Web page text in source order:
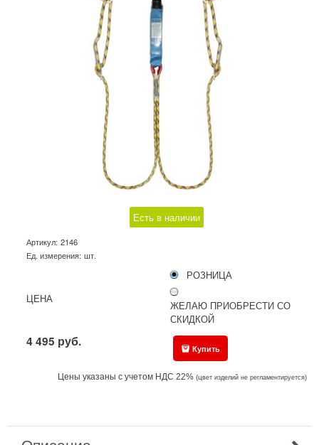
Есть в наличии
Артикул: 2146
Ед. измерения: шт.
ЦЕНА
РОЗНИЦА
ЖЕЛАЮ ПРИОБРЕСТИ СО
СКИДКОЙ
4 495 руб. Купить
Цены указаны с учетом НДС 22%(цвет изделий не регламентируется)